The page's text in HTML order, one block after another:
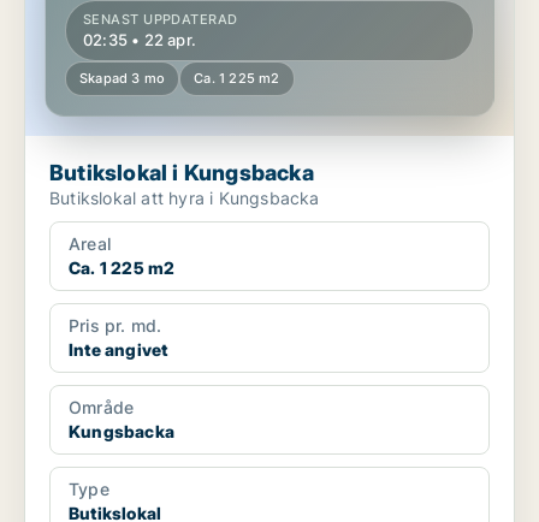
SENAST UPPDATERAD
02:35 • 22 apr.
Skapad 3 mo Ca. 1 225 m2
Butikslokal i Kungsbacka
Butikslokal att hyra i Kungsbacka
Areal
Ca. 1 225 m2
Pris pr. md.
Inte angivet
Område
Kungsbacka
Type
Butikslokal